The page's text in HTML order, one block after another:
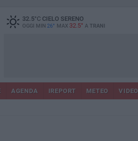
32.5°CCIELO SERENO
OGGI MIN 26° MAX 32.5° A TRANI
AGENDA IREPORT METEO VIDEO